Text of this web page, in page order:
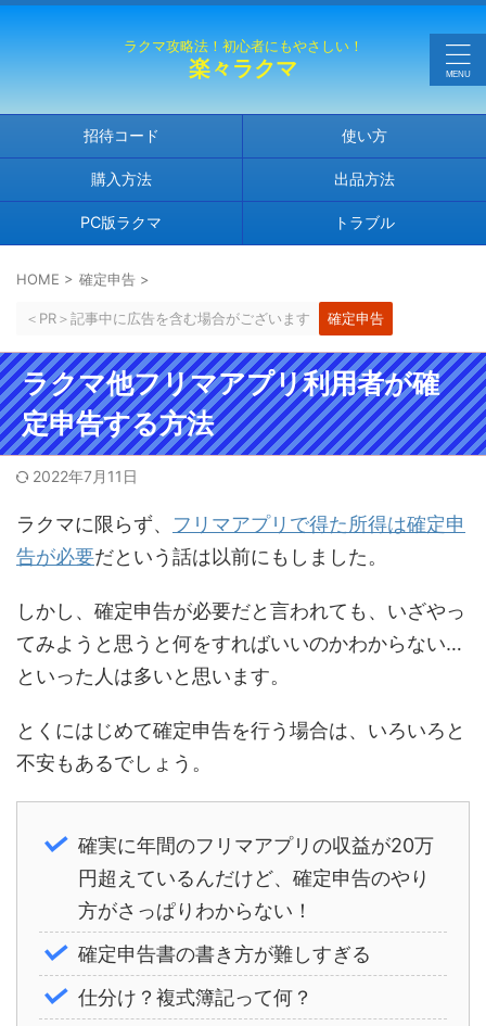
ラクマ攻略法！初心者にもやさしい！
楽々ラクマ
招待コード 使い方
購入方法 出品方法
PC版ラクマ トラブル
HOME > 確定申告 >
＜PR＞記事中に広告を含む場合がございます 確定申告
ラクマ他フリマアプリ利用者が確
定申告する方法
2022年7月11日
ラクマに限らず、 フリマアプリで得た所得は確定申
告が必要だという話は以前にもしました。
しかし、確定申告が必要だと言われても、いざやっ
てみようと思うと何をすればいいのかわからない…
といった人は多いと思います。
とくにはじめて確定申告を行う場合は、いろいろと
不安もあるでしょう。
確実に年間のフリマアプリの収益が20万
円超えているんだけど、確定申告のやり
方がさっぱりわからない！
確定申告書の書き方が難しすぎる
仕分け？複式簿記って何？